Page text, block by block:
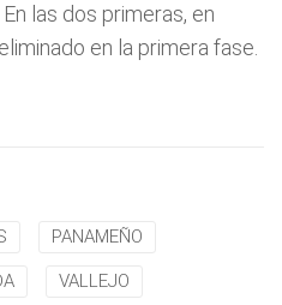
las dos primeras, en
en la primera fase.
PANAMEÑO
VALLEJO